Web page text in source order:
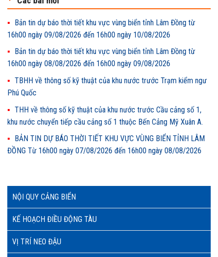
NỘI QUY CẢNG BIỂN
KẾ HOẠCH ĐIỀU ĐỘNG TÀU
VỊ TRÍ NEO ĐẬU
Bản tin dự báo thời tiết khu vực vùng biển tỉnh Lâm Đồng từ
16h00 ngày 09/08/2026 đến 16h00 ngày 10/08/2026
Bản tin dự báo thời tiết khu vực vùng biển tỉnh Lâm Đồng từ
16h00 ngày 08/08/2026 đến 16h00 ngày 09/08/2026
TBHH về thông số kỹ thuật của khu nước trước Trạm kiểm ngư
Phú Quốc
THH về thông số kỹ thuật của khu nước trước Cầu cảng số 1,
khu nước chuyển tiếp cầu cảng số 1 thuộc Bến Cảng Mỹ Xuân A.
BẢN TIN DỰ BÁO THỜI TIẾT KHU VỰC VÙNG BIỂN TỈNH LÂM
ĐỒNG Từ 16h00 ngày 07/08/2026 đến 16h00 ngày 08/08/2026